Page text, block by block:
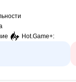
Hot.Game+: